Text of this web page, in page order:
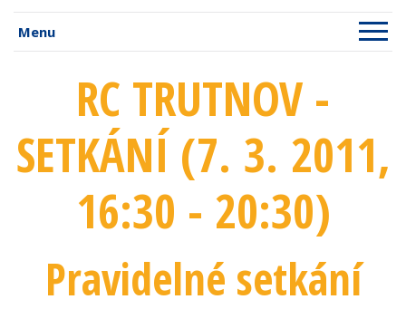
Menu
RC TRUTNOV -
SETKÁNÍ (7. 3. 2011,
16:30 - 20:30)
Pravidelné setkání